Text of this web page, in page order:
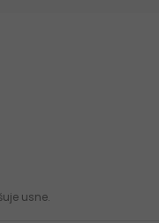
usne.